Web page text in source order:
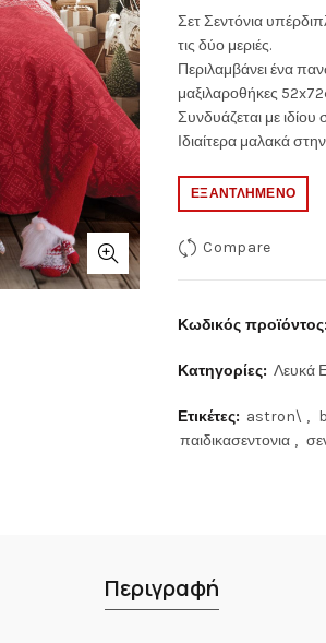
price
was:
Σετ Σεντόνια
τις δύο μεριές.
Περιλαμβάνει ένα
μαξιλαροθήκες
Συνδυάζεται με
Ιδιαίτερα μαλακά
ΕΞΑΝΤΛΗΜΈΝΟ
Compare
Κωδικός προϊόντος:
Κατηγορίες: Λευκά
Ετικέτες: astron\ ,
παιδικασεντονια ,
Περιγραφή